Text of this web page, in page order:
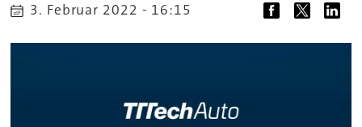
3. Februar 2022 - 16:15